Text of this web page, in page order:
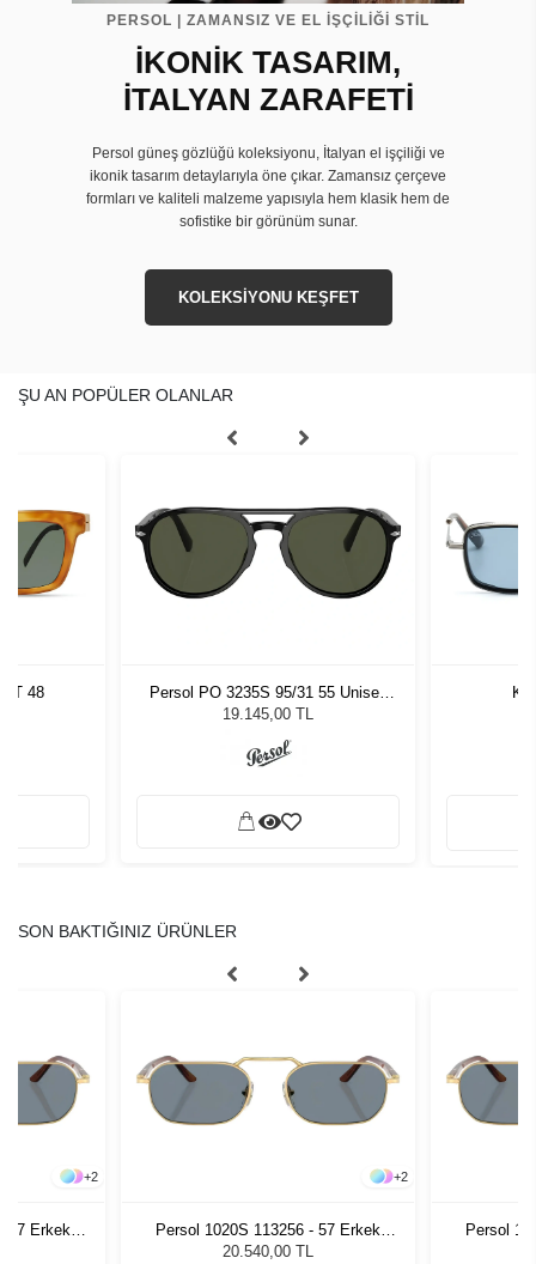
PERSOL | ZAMANSIZ VE EL İŞÇİLİĞİ STİL
İKONİK TASARIM,
İTALYAN ZARAFETİ
Persol güneş gözlüğü koleksiyonu, İtalyan el işçiliği ve
ikonik tasarım detaylarıyla öne çıkar. Zamansız çerçeve
formları ve kaliteli malzeme yapısıyla hem klasik hem de
sofistike bir görünüm sunar.
KOLEKSİYONU KEŞFET
ŞU AN POPÜLER OLANLAR
48
Persol PO 3235S 95/31 55 Unisex
Güneş Gözlüğü
19.145,00 TL
SON BAKTIĞINIZ ÜRÜNLER
+2
57 Erkek
+2
Persol 1020S 113256 - 57 Erkek
Güneş Gözlüğü
20.540,00 TL
Persol